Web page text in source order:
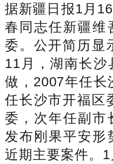
据新疆日报1月
春同志任新疆维
委。公开简历显
11月，湖南长沙
做，2007年任长
任长沙市开福区
委，次年任副市
发布刚果平安形
近期主要案件。1